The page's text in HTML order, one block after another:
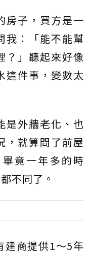
房子，買方是一
我：「能不能幫
？」聽起來好像
這件事，變數太
是外牆老化、也
，就算問了前屋
竟一年多的時
不同了。
建商提供1～5年